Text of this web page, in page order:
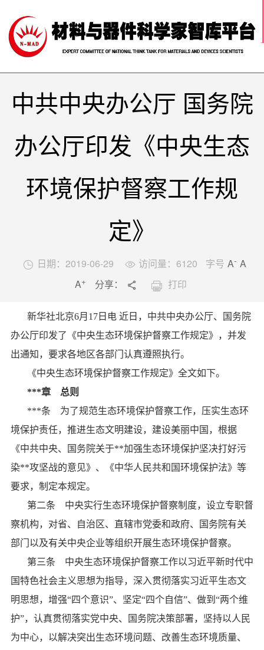

网站首页
关于我们
科技前沿
材料智库
学术活动
行业推荐
中共中央办公厅 国务院
办公厅印发《中央生态
环境保护督察工作规
定》
 日期：2019-06-29  访问量： 6120 字号 A- A
A+ 分享：   打印
新华社北京6月17日电 近日，中共中央办公厅、国务院
办公厅印发了《中央生态环境保护督察工作规定》，并发
出通知，要求各地区各部门认真遵照执行。
《中央生态环境保护督察工作规定》全文如下。
***章 总则
***条 为了规范生态环境保护督察工作，压实生态环
境保护责任，推进生态文明建设，建设美丽中国，根据
《中共中央、国务院关于**加强生态环境保护坚决打好污
染**攻坚战的意见》、《中华人民共和国环境保护法》等
要求，制定本规定。
第二条 中央实行生态环境保护督察制度，设立专职督
察机构，对省、自治区、直辖市党委和政府、国务院有关
部门以及有关中央企业等组织开展生态环境保护督察。
第三条 中央生态环境保护督察工作以习近平新时代中
国特色社会主义思想为指导，深入贯彻落实习近平生态文
明思想，增强“四个意识”、坚定“四个自信”、做到“两个维
护”，认真贯彻落实党中央、国务院决策部署，坚持以人民
为中心，以解决突出生态环境问题、改善生态环境质量、